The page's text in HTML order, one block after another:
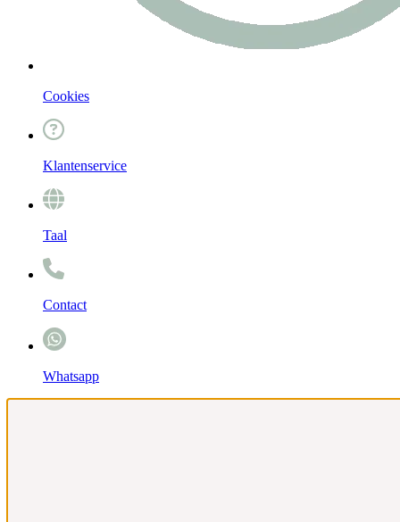
Cookies
Klantenservice
Taal
Contact
Whatsapp